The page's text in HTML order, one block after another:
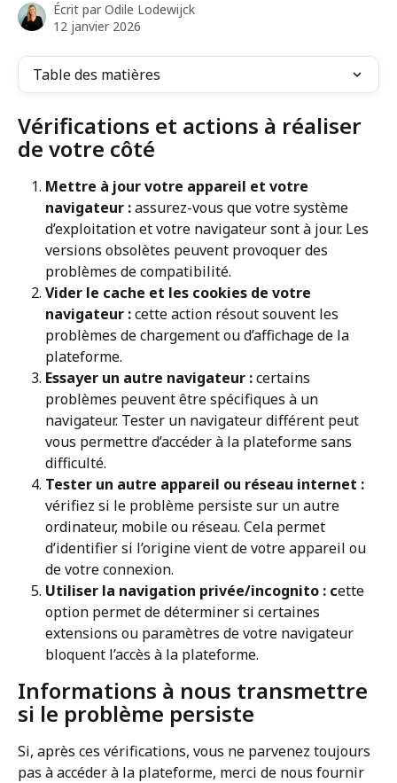
Écrit par Odile Lodewijck
12 janvier 2026
Table des matières
Vérifications et actions à réaliser
de votre côté
Mettre à jour votre appareil et votre
navigateur : assurez-vous que votre système
d’exploitation et votre navigateur sont à jour. Les
versions obsolètes peuvent provoquer des
problèmes de compatibilité.
Vider le cache et les cookies de votre
navigateur : cette action résout souvent les
problèmes de chargement ou d’affichage de la
plateforme.
Essayer un autre navigateur : certains
problèmes peuvent être spécifiques à un
navigateur. Tester un navigateur différent peut
vous permettre d’accéder à la plateforme sans
difficulté.
Tester un autre appareil ou réseau internet :
vérifiez si le problème persiste sur un autre
ordinateur, mobile ou réseau. Cela permet
d’identifier si l’origine vient de votre appareil ou
de votre connexion.
Utiliser la navigation privée/incognito : cette
option permet de déterminer si certaines
extensions ou paramètres de votre navigateur
bloquent l’accès à la plateforme.
Informations à nous transmettre
si le problème persiste
Si, après ces vérifications, vous ne parvenez toujours
pas à accéder à la plateforme, merci de nous fournir